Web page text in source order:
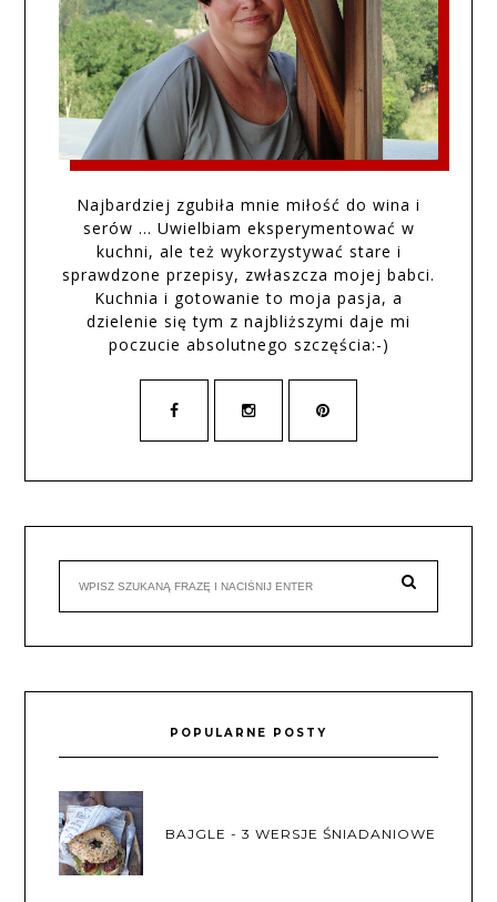
Najbardziej zgubiła mnie miłość do wina i
serów … Uwielbiam eksperymentować w
kuchni, ale też wykorzystywać stare i
sprawdzone przepisy, zwłaszcza mojej babci.
Kuchnia i gotowanie to moja pasja, a
dzielenie się tym z najbliższymi daje mi
poczucie absolutnego szczęścia:-)
POPULARNE POSTY
BAJGLE - 3 WERSJE ŚNIADANIOWE